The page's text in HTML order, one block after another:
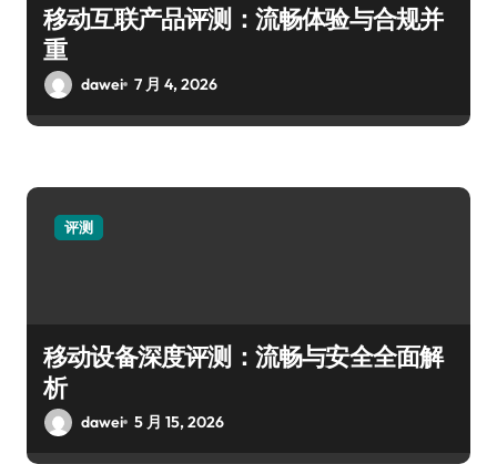
移动互联产品评测：流畅体验与合规并
重
dawei 7 月 4, 2026
评测
移动设备深度评测：流畅与安全全面解
析
dawei 5 月 15, 2026